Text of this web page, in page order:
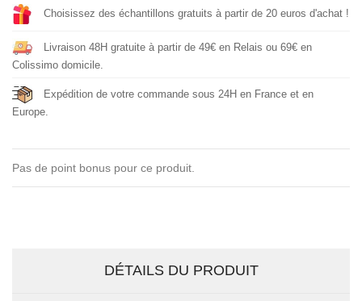
Choisissez des échantillons gratuits à partir de 20 euros d'achat !
Livraison 48H gratuite à partir de 49€ en Relais ou 69€ en
Colissimo domicile.
Expédition de votre commande sous 24H en France et en
Europe.
Pas de point bonus pour ce produit.
DÉTAILS DU PRODUIT